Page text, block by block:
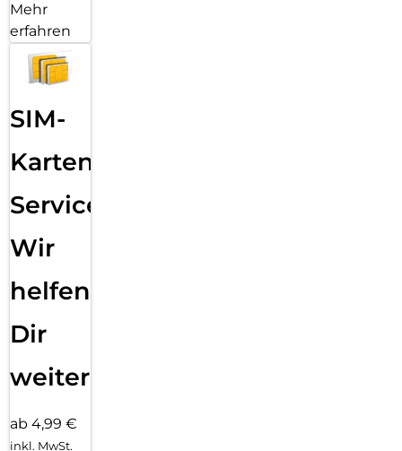
Mehr
erfahren
SIM-
Karten
Service:
Wir
helfen
Dir
weiter
ab 4,99 €
inkl. MwSt.